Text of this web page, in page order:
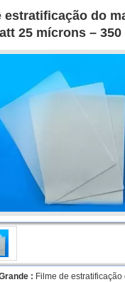
estratificação do
25 mícrons –
: Filme de